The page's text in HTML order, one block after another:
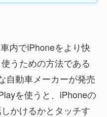
内でiPhoneをより快
うための方法である
自動車メーカーが発売
を使うと、iPhoneの
かけるかとタッチす